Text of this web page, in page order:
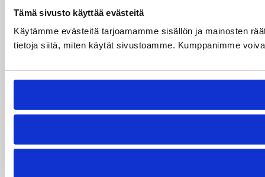
Tämä sivusto käyttää evästeitä
Käytämme evästeitä tarjoamamme sisällön ja mainosten
tietoja siitä, miten käytät sivustoamme. Kumppanimme